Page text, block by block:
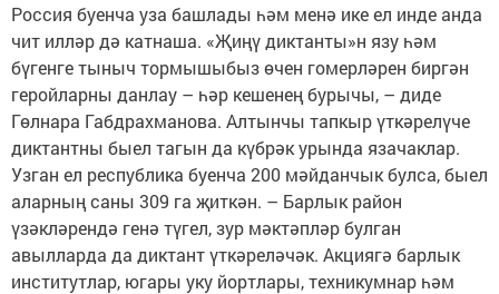
Россия буенча уза башлады һәм менә ике ел инде анда
чит илләр дә катнаша. «Җиңү диктанты»н язу һәм
бүгенге тыныч тормышыбыз өчен гомерләрен биргән
геройларны данлау – һәр кешенең бурычы, – диде
Гөлнара Габдрахманова. Алтынчы тапкыр үткәрелүче
диктантны быел тагын да күбрәк урында язачаклар.
Узган ел республика буенча 200 мәйданчык булса, быел
аларның саны 309 га җиткән. – Барлык район
үзәкләрендә генә түгел, зур мәктәпләр булган
авылларда да диктант үткәреләчәк. Акциягә барлык
институтлар, югары уку йортлары, техникумнар һәм